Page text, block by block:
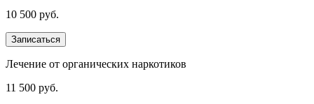
10 500 руб.
Записаться
Лечение от органических наркотиков
11 500 руб.